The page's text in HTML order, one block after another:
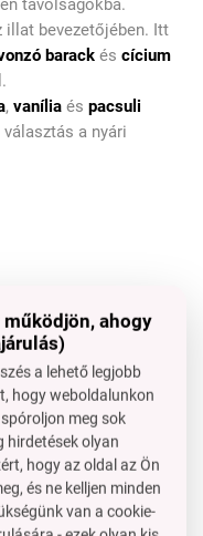
távolságokba.
illat bevezetőjében. Itt
barack és cícium
, vanília és pacsuli
a nyári
és Aloe vera, 320
ahogy
a lehető legjobb
hogy weboldalunkon
meg sok
hirdetések olyan
hogy az oldal az Ön
és ne kelljen minden
van a cookie-